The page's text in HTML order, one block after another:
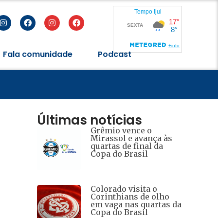
Fala comunidade Podcast
Últimas notícias
Grêmio vence o
Mirassol e avança às
quartas de final da
Copa do Brasil
Colorado visita o
Corinthians de olho
em vaga nas quartas da
Copa do Brasil